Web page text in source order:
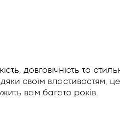
довговічність та
своїм властивостям,
вам багато років.